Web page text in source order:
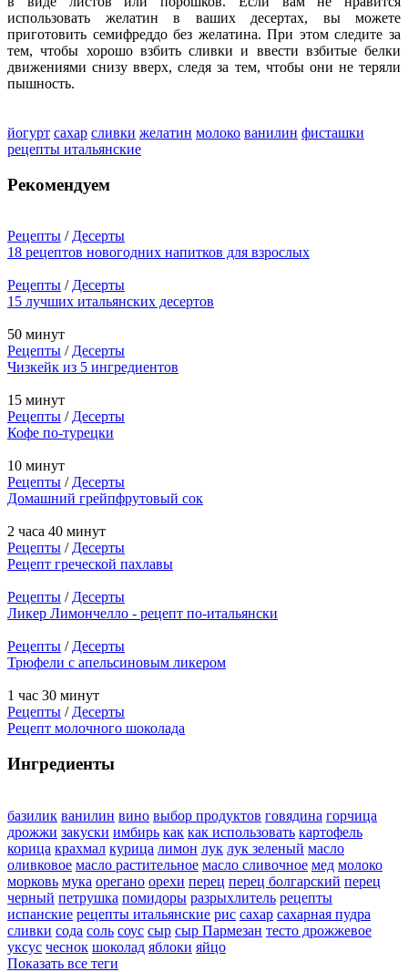
использовать желатин в ваших десертах, вы можете
приготовить семифреддо без желатина. При этом следите за
тем, чтобы хорошо взбить сливки и ввести взбитые белки
движениями снизу вверх, следя за тем, чтобы они не теряли
пышность.
йогурт сахар сливки желатин молоко ванилин фисташки
рецепты итальянские
Рекомендуем
Рецепты / Десерты
18 рецептов новогодних напитков для взрослых
Рецепты / Десерты
15 лучших итальянских десертов
50 минут
Рецепты / Десерты
Чизкейк из 5 ингредиентов
15 минут
Рецепты / Десерты
Кофе по-турецки
10 минут
Рецепты / Десерты
Домашний грейпфрутовый сок
2 часа 40 минут
Рецепты / Десерты
Рецепт греческой пахлавы
Рецепты / Десерты
Ликер Лимончелло - рецепт по-итальянски
Рецепты / Десерты
Трюфели с апельсиновым ликером
1 час 30 минут
Рецепты / Десерты
Рецепт молочного шоколада
Ингредиенты
базилик ванилин вино выбор продуктов говядина горчица
дрожжи закуски имбирь как как использовать картофель
корица крахмал курица лимон лук лук зеленый масло
оливковое масло растительное масло сливочное мед молоко
морковь мука орегано орехи перец перец болгарский перец
черный петрушка помидоры разрыхлитель рецепты
испанские рецепты итальянские рис сахар сахарная пудра
сливки сода соль соус сыр сыр Пармезан тесто дрожжевое
уксус чеснок шоколад яблоки яйцо
Показать все теги